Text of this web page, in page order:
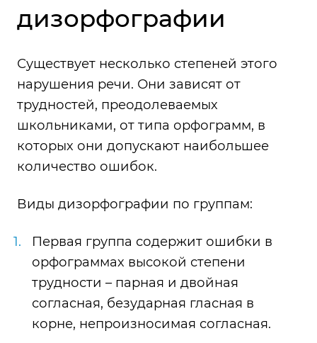
дизорфографии
Существует несколько степеней этого
нарушения речи. Они зависят от
трудностей, преодолеваемых
школьниками, от типа орфограмм, в
которых они допускают наибольшее
количество ошибок.
Виды дизорфографии по группам:
Первая группа содержит ошибки в
орфограммах высокой степени
трудности – парная и двойная
согласная, безударная гласная в
корне, непроизносимая согласная.